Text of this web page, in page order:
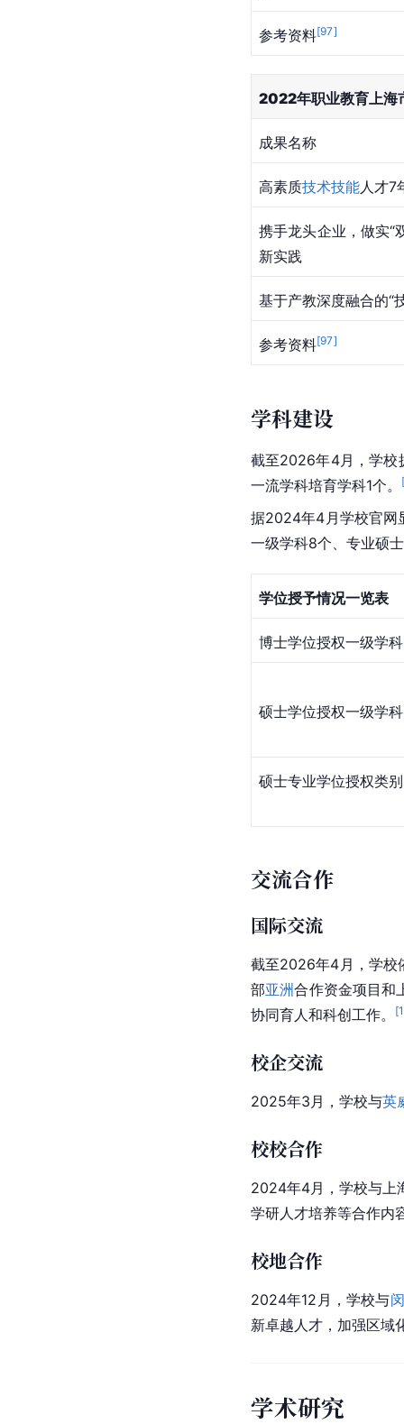
参考资料[97]
2022年职业教育上海
成果名称
高素质技术技能人才7
携手龙头企业，做实“
新实践
基于产教深度融合的“
参考资料[97]
学科建设
截至2026年4月，学校
一流学科培育学科1个。
据2024年4月学校官网
一级学科8个、专业硕
学位授予情况一览表
博士学位授权一级学科
硕士学位授权一级学科
硕士专业学位授权类别
交流合作
国际交流
截至2026年4月，学校
部亚洲合作资金项目和
协同育人和科创工作。
[1
校企交流
2025年3月，学校与英
校校合作
2024年4月，学校与上
学研人才培养等合作内
校地合作
2024年12月，学校与
新卓越人才，加强区域
学术研究